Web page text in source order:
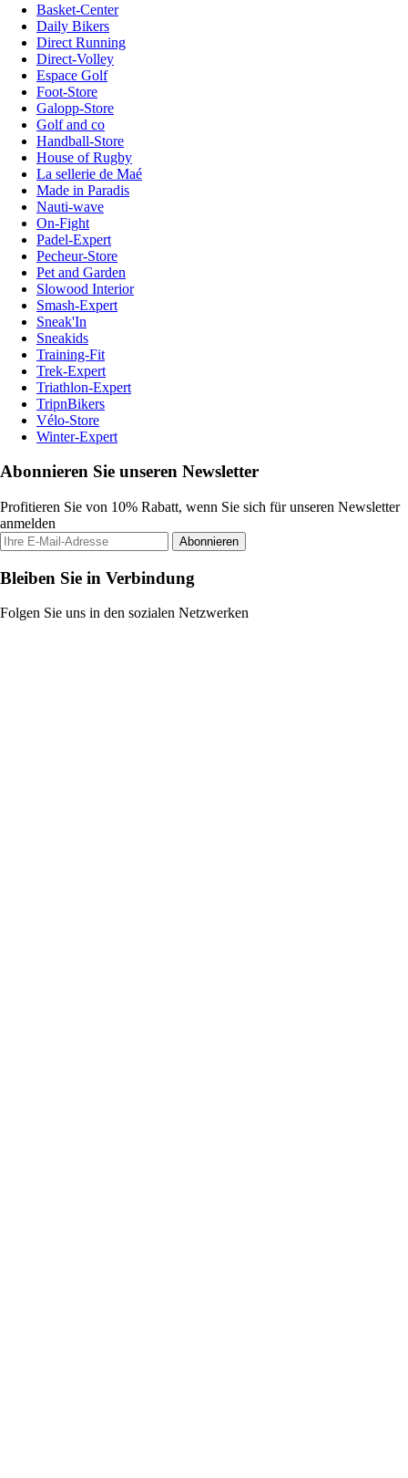
Basket-Center
Daily Bikers
Direct Running
Direct-Volley
Espace Golf
Foot-Store
Galopp-Store
Golf and co
Handball-Store
House of Rugby
La sellerie de Maé
Made in Paradis
Nauti-wave
On-Fight
Padel-Expert
Pecheur-Store
Pet and Garden
Slowood Interior
Smash-Expert
Sneak'In
Sneakids
Training-Fit
Trek-Expert
Triathlon-Expert
TripnBikers
Vélo-Store
Winter-Expert
Abonnieren Sie unseren Newsletter
Profitieren Sie von 10% Rabatt, wenn Sie sich für unseren Newsletter
anmelden
Abonnieren
Bleiben Sie in Verbindung
Folgen Sie uns in den sozialen Netzwerken